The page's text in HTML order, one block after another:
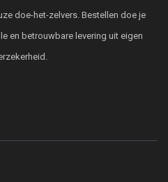
doe-het-zelvers. Bestellen doe je
en betrouwbare levering uit eigen